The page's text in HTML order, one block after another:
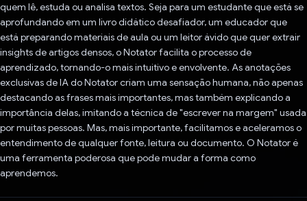
quem lê, estuda ou analisa textos. Seja para um estudante que está se
aprofundando em um livro didático desafiador, um educador que
está preparando materiais de aula ou um leitor ávido que quer extrair
insights de artigos densos, o Notator facilita o processo de
aprendizado, tornando-o mais intuitivo e envolvente. As anotações
exclusivas de IA do Notator criam uma sensação humana, não apenas
destacando as frases mais importantes, mas também explicando a
importância delas, imitando a técnica de "escrever na margem" usada
por muitas pessoas. Mas, mais importante, facilitamos e aceleramos o
entendimento de qualquer fonte, leitura ou documento. O Notator é
uma ferramenta poderosa que pode mudar a forma como
aprendemos.